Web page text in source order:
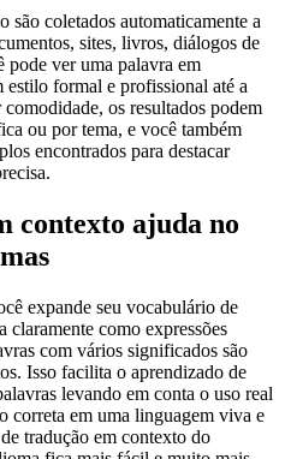
são coletados automaticamente a
sites, livros, diálogos de
ver uma palavra em
formal e profissional até a
os resultados podem
ou por tema, e você também
encontrados para destacar
contexto ajuda no
expande seu vocabulário de
como expressões
com vários significados são
Isso facilita o aprendizado de
levando em conta o uso real
correta em uma linguagem viva e
tradução em contexto do